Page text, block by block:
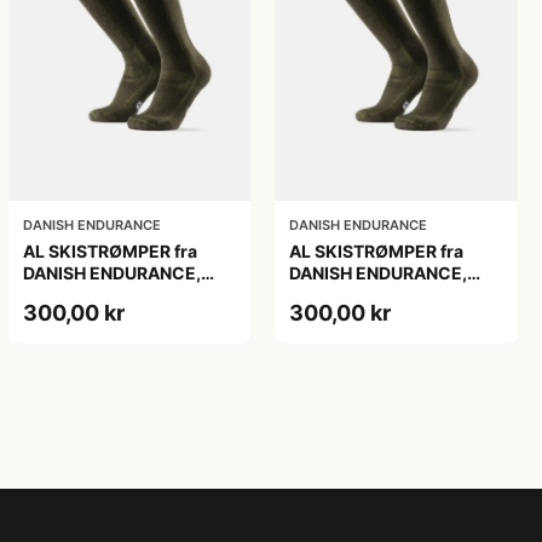
DANISH ENDURANCE
AL SKISTRØMPER fra
DANISH ENDURANCE,
300,00 kr
DANISH ENDURANCE
AL SKISTRØMPER fra
DANISH ENDURANCE,
300,00 kr